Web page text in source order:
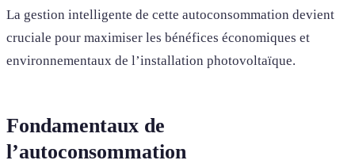
La gestion intelligente de cette autoconsommation devient
cruciale pour maximiser les bénéfices économiques et
environnementaux de l’installation photovoltaïque.
Fondamentaux de
l’autoconsommation